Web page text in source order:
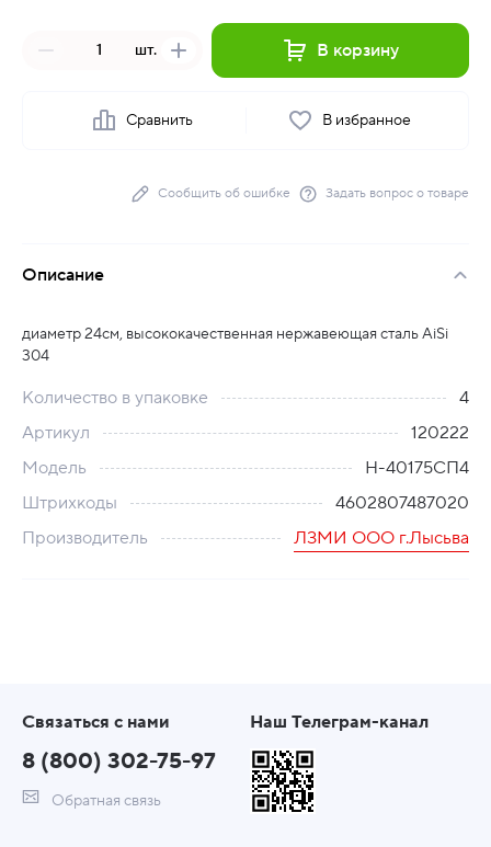
шт. В корзину
Сравнить В избранное
Сообщить об ошибке Задать вопрос о товаре
Описание
диаметр 24см, высококачественная нержавеющая сталь AiSi
304
Количество в упаковке
4
Артикул
120222
Модель
Н-40175СП4
Штрихкоды
4602807487020
Производитель
ЛЗМИ ООО г.Лысьва
Связаться с нами
8 (800) 302-75-97
Обратная связь
Наш Телеграм-канал